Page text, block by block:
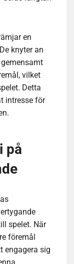
en
knyter an
vilket
Detta
intresse för
på
spelet. När
föremål
engagera sig